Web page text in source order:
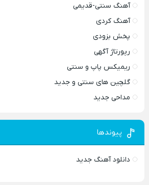
آهنگ سنتی-قدیمی
آهنگ کردی
پخش بزودی
رپورتاژ آگهی
ریمیکس پاپ و سنتی
گلچین های سنتی و جدید
مداحی جدید
پیوندها
دانلود آهنگ جدید